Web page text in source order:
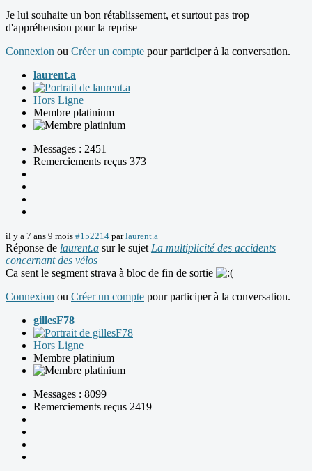
Je lui souhaite un bon rétablissement, et surtout pas trop
d'appréhension pour la reprise
Connexion ou Créer un compte pour participer à la conversation.
laurent.a
Hors Ligne
Membre platinium
Messages : 2451
Remerciements reçus 373
il y a 7 ans 9 mois #152214 parlaurent.a
Réponse de laurent.a sur le sujet La multiplicité des accidents
concernant des vélos
Ca sent le segment strava à bloc de fin de sortie
Connexion ou Créer un compte pour participer à la conversation.
gillesF78
Hors Ligne
Membre platinium
Messages : 8099
Remerciements reçus 2419